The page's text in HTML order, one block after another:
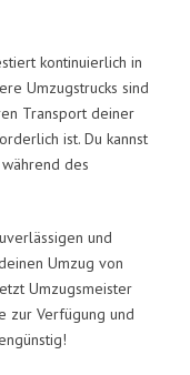
kontinuierlich in
Umzugstrucks sind
Transport deiner
ist. Du kannst
des
und
Umzug von
Umzugsmeister
zur Verfügung und